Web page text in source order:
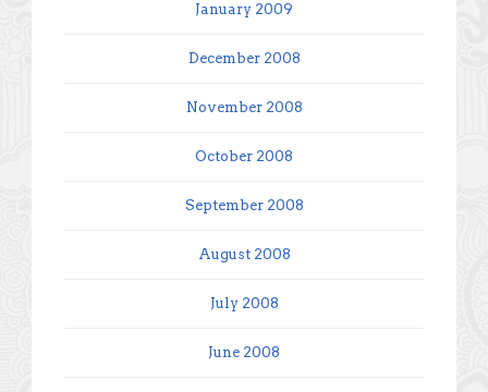
January 2009
December 2008
November 2008
October 2008
September 2008
August 2008
July 2008
June 2008